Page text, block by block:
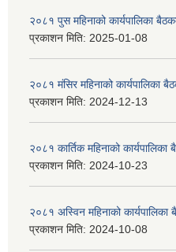
२०८१ पुस महिनाको कार्यपालिका
प्रकाशन मिति: 2025-01-08
२०८१ मंसिर महिनाको कार्यपालिका
प्रकाशन मिति: 2024-12-13
२०८१ कार्तिक महिनाको कार्यपालिका
प्रकाशन मिति: 2024-10-23
२०८१ अस्विन महिनाको कार्यपालिका
प्रकाशन मिति: 2024-10-08